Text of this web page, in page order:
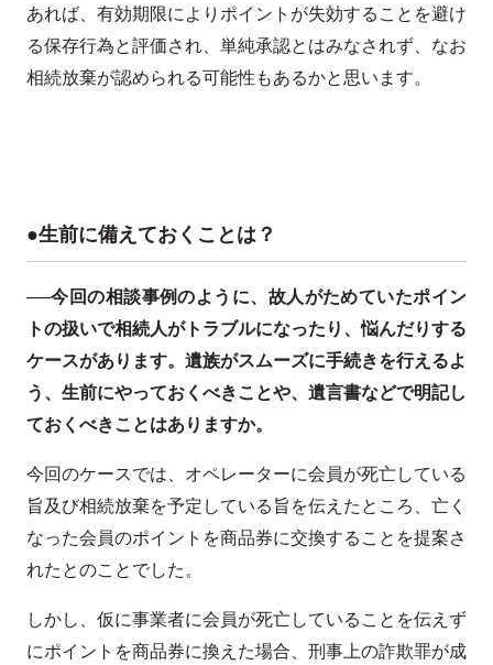
あれば、有効期限によりポイントが失効することを避け
る保存行為と評価され、単純承認とはみなされず、なお
相続放棄が認められる可能性もあるかと思います。
●生前に備えておくことは？
──今回の相談事例のように、故人がためていたポイン
トの扱いで相続人がトラブルになったり、悩んだりする
ケースがあります。遺族がスムーズに手続きを行えるよ
う、生前にやっておくべきことや、遺言書などで明記し
ておくべきことはありますか。
今回のケースでは、オペレーターに会員が死亡している
旨及び相続放棄を予定している旨を伝えたところ、亡く
なった会員のポイントを商品券に交換することを提案さ
れたとのことでした。
しかし、仮に事業者に会員が死亡していることを伝えず
にポイントを商品券に換えた場合、刑事上の詐欺罪が成